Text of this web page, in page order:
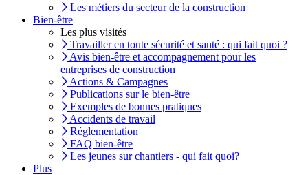
Les métiers du secteur de la construction
Bien-être
Les plus visités
Travailler en toute sécurité et santé : qui fait quoi ?
Avis bien-être et accompagnement pour les
entreprises de construction
Actions & Campagnes
Publications sur le bien-être
Exemples de bonnes pratiques
Accidents de travail
Réglementation
FAQ bien-être
Les jeunes sur chantiers - qui fait quoi?
Plus